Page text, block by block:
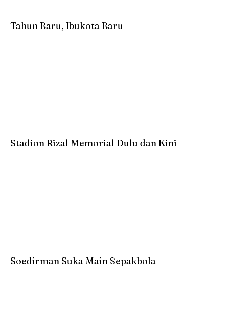
Tahun Baru, Ibukota Baru
Stadion Rizal Memorial Dulu dan Kini
Soedirman Suka Main Sepakbola